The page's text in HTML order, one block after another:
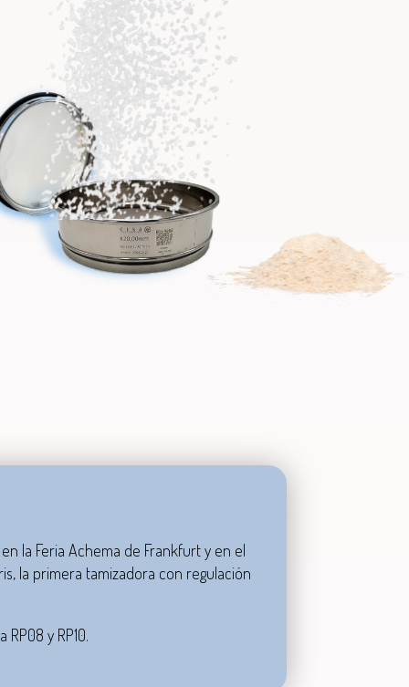
la Feria Achema de Frankfurt y en el
la primera tamizadora con regulación
y RP10.